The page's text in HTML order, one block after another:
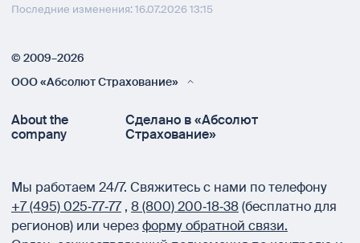
Последние изменения: 16.07.2026 13:15
© 2009–2026
ООО «Абсолют Страхование»
About the
company
Сделано в «Абсолют
Страхование»
Мы работаем 24/7. Свяжитесь с нами по телефону
+7 (495) 025‑77‑77 , 8 (800) 200‑18‑38(бесплатно для
регионов) или черезформу обратной связи.